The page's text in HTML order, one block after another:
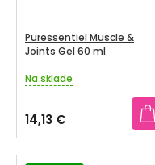
Puressentiel Muscle &
Joints Gel 60 ml
Priemerné
produktu
je
4,7
z
Na sklade
14,13 €